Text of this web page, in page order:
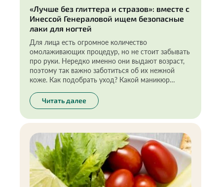
«Лучше без глиттера и стразов»: вместе с
Инессой Генераловой ищем безопасные
лаки для ногтей
Для лица есть огромное количество
омолаживающих процедур, но не стоит забывать
про руки. Нередко именно они выдают возраст,
поэтому так важно заботиться об их нежной
коже. Как подобрать уход? Какой маникюр
Читать далее